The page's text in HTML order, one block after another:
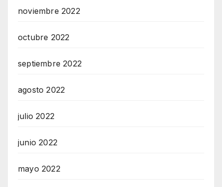
noviembre 2022
octubre 2022
septiembre 2022
agosto 2022
julio 2022
junio 2022
mayo 2022